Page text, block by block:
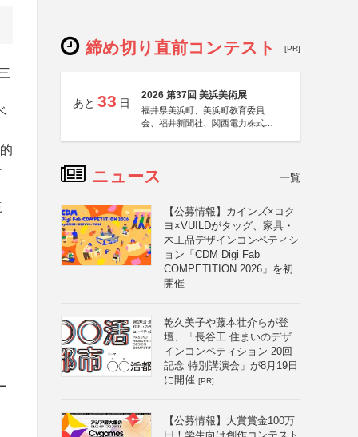
締め切り直前コンテスト [PR]
あと 33 日
2026 第37回 美浜美術展
福井県美浜町、美浜町教育委員
会、福井新聞社、関西電力株式会
ニュース 一覧
【公募情報】カインズ×コク
ヨ×VUILDがタッグ、家具・
木工品デザインコンペティシ
ョン「CDM Digi Fab
COMPETITION 2026」を初
開催
乾久美子や藤本壮介らが登
壇、「長谷工 住まいのデザ
インコンペティション 20回
記念 特別講演会」が8月19日
に開催 [PR]
【公募情報】大賞賞金100万